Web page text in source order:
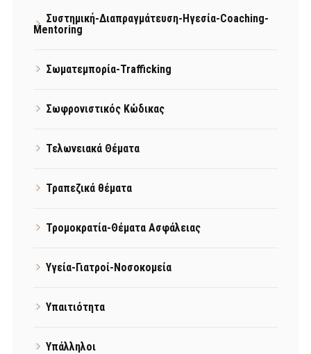
Συστημική-Διαπραγμάτευση-Ηγεσία-Coaching-
Mentoring
Σωματεμπορία-Trafficking
Σωφρονιστικός Κώδικας
Τελωνειακά Θέματα
Τραπεζικά θέματα
Τρομοκρατία-Θέματα Ασφάλειας
Υγεία-Γιατροί-Νοσοκομεία
Υπαιτιότητα
Υπάλληλοι